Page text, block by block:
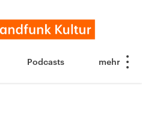
Podcasts